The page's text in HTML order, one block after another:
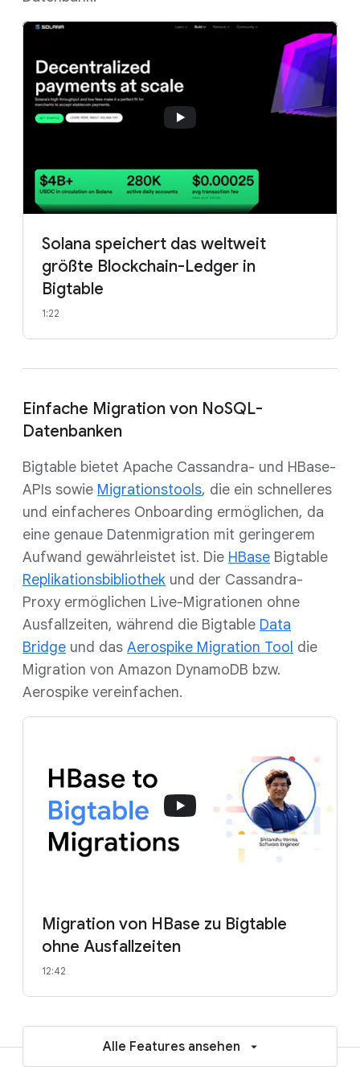
Solana speichert das weltweit
größte Blockchain-Ledger in
Bigtable
1:22
Einfache Migration von NoSQL-
Datenbanken
Bigtable bietet Apache Cassandra- und HBase-
APIs sowie Migrationstools, die ein schnelleres
und einfacheres Onboarding ermöglichen, da
eine genaue Datenmigration mit geringerem
Aufwand gewährleistet ist. Die HBase Bigtable
Replikationsbibliothek und der Cassandra-
Proxy ermöglichen Live-Migrationen ohne
Ausfallzeiten, während die Bigtable Data
Bridge und das Aerospike Migration Tool die
Migration von Amazon DynamoDB bzw.
Aerospike vereinfachen.
Migration von HBase zu Bigtable
ohne Ausfallzeiten
12:42
Alle Features ansehen